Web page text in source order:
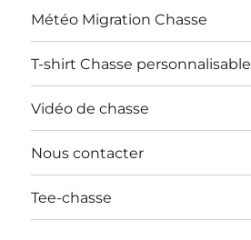
Météo Migration Chasse
T-shirt Chasse personnalisable
Vidéo de chasse
Nous contacter
Tee-chasse